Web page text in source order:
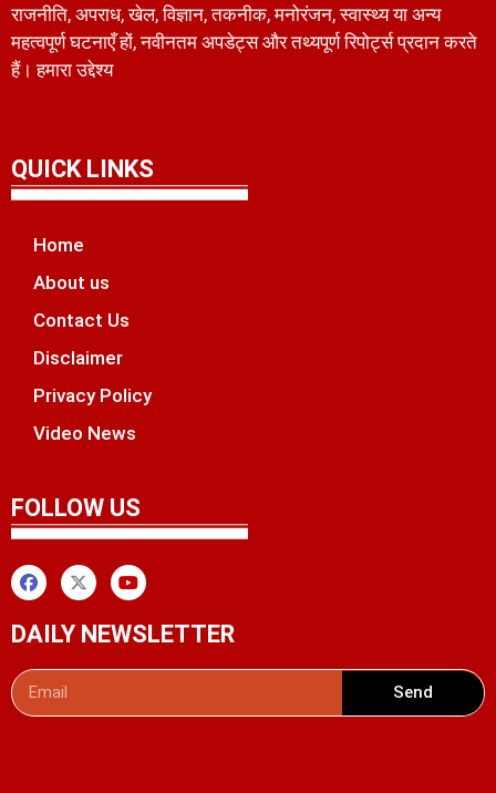
राजनीति, अपराध, खेल, विज्ञान, तकनीक, मनोरंजन, स्वास्थ्य या अन्य
महत्वपूर्ण घटनाएँ हों, नवीनतम अपडेट्स और तथ्यपूर्ण रिपोर्ट्स प्रदान करते
हैं। हमारा उद्देश्य
QUICK LINKS
Home
About us
Contact Us
Disclaimer
Privacy Policy
Video News
FOLLOW US
DAILY NEWSLETTER
Send